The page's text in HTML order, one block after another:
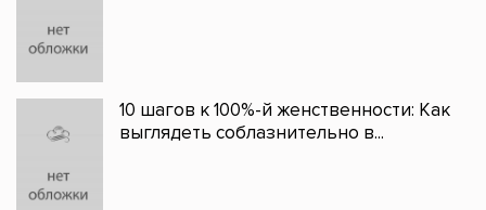
10 шагов к 100%-й женственности: Как
выглядеть соблазнительно в...